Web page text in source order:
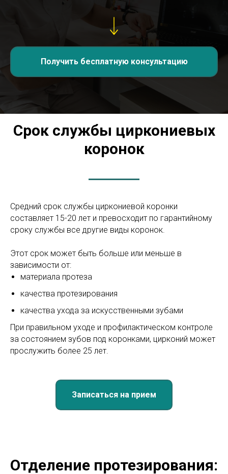
Получить бесплатную консультацию
Срок службы циркониевых
коронок
Средний срок службы циркониевой коронки
составляет 15-20 лет и превосходит по гарантийному
сроку службы все другие виды коронок.
Этот срок может быть больше или меньше в
зависимости от:
материала протеза
качества протезирования
качества ухода за искусственными зубами
При правильном уходе и профилактическом контроле
за состоянием зубов под коронками, цирконий может
прослужить более 25 лет.
Записаться на прием
Отделение протезирования: